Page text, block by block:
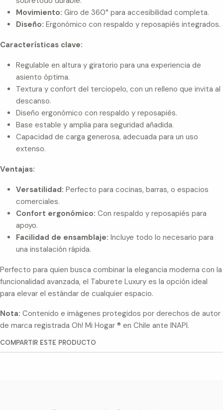
Movimiento: Giro de 360° para accesibilidad completa.
Diseño: Ergonómico con respaldo y reposapiés integrados.
Características clave:
Regulable en altura y giratorio para una experiencia de
asiento óptima.
Textura y confort del terciopelo, con un relleno que invita al
descanso.
Diseño ergonómico con respaldo y reposapiés.
Base estable y amplia para seguridad añadida.
Capacidad de carga generosa, adecuada para un uso
extenso.
Ventajas:
Versatilidad: Perfecto para cocinas, barras, o espacios
comerciales.
Confort ergonómico: Con respaldo y reposapiés para
apoyo.
Facilidad de ensamblaje: Incluye todo lo necesario para
una instalación rápida.
Perfecto para quien busca combinar la elegancia moderna con la
funcionalidad avanzada, el Taburete Luxury es la opción ideal
para elevar el estándar de cualquier espacio.
Nota: Contenido e imágenes protegidos por derechos de autor
de marca registrada Oh! Mi Hogar ® en Chile ante INAPI.
COMPARTIR ESTE PRODUCTO